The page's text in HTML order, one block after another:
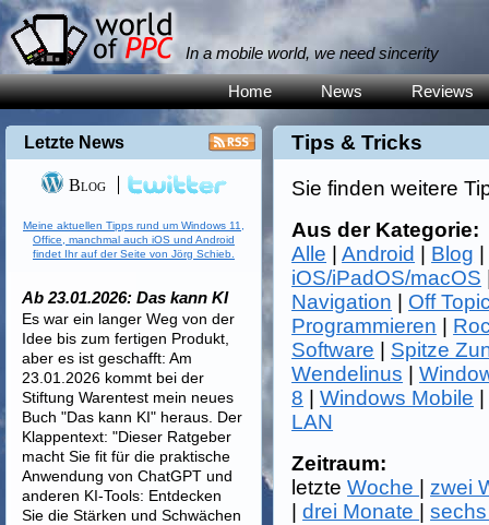
In a mobile world, we need sincerity
Home News Reviews
Tips & Tricks
Sie finden weitere
Aus der Kategorie:
Alle |Android Blog
iOS/iPadOS/macOS
Navigation
Off
Programmieren
Software
Spitze
Wendelinus |
8 |Windows Mobile
LAN
Zeitraum:
letzteWoche
zwei
|drei Monate |
Letzte News
Blog
Meine aktuellen Tipps rund um Windows 11,
Office, manchmal auch iOS und Android
findet Ihr auf der Seite von Jörg Schieb.
Ab 23.01.2026: Das kann KI
Es war ein langer Weg von der
Idee bis zum fertigen Produkt,
aber es ist geschafft: Am
23.01.2026 kommt bei der
Stiftung Warentest mein neues
Buch "Das kann KI" heraus. Der
Klappentext: "Dieser Ratgeber
macht Sie fit für die praktische
Anwendung von ChatGPT und
anderen KI-Tools: Entdecken
Sie die Stärken und Schwächen